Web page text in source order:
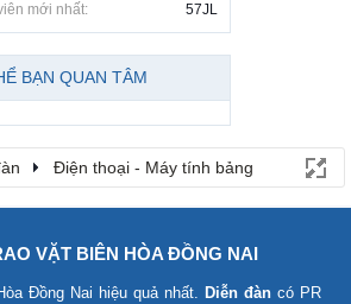
mới nhất:
57JL
BẠN QUAN TÂM
Điện thoại - Máy tính bảng
VẶT BIÊN HÒA ĐỒNG NAI
Đồng Nai hiệu quả nhất. Diễn đàn có PR